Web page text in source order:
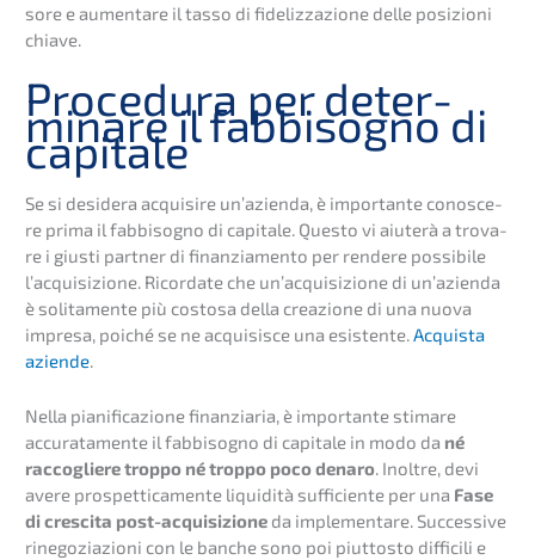
so­re e aumen­ta­re il tasso di fideliz­za­zio­ne delle posizio­ni
chiave.
Proce­du­ra per deter­
mina­re il fabbi­so­g­no di
capitale
Se si deside­ra acqui­si­re un’azi­en­da, è importan­te conosce­
re prima il fabbi­so­g­no di capita­le. Questo vi aiuterà a trova­
re i giusti partner di finan­zia­men­to per rende­re possi­bi­le
l’acqui­si­zio­ne. Ricorda­te che un’ac­qui­si­zio­ne di un’azi­en­da
è solita­men­te più costo­sa della creazio­ne di una nuova
impre­sa, poiché se ne acqui­sis­ce una esisten­te. Acquis­ta
azien­de
Nella piani­fi­ca­zio­ne finan­zia­ria, è importan­te stima­re
accura­ta­men­te il fabbi­so­g­no di capita­le in modo da né
racco­glie­re troppo né troppo poco denaro. Inolt­re, devi
avere prospet­ti­ca­men­te liqui­di­tà suffi­ci­en­te per una Fase
di cresci­ta post-acqui­si­zio­ne da imple­men­ta­re. Succes­si­ve
rinego­zia­zio­ni con le banche sono poi piuttosto diffi­ci­li e